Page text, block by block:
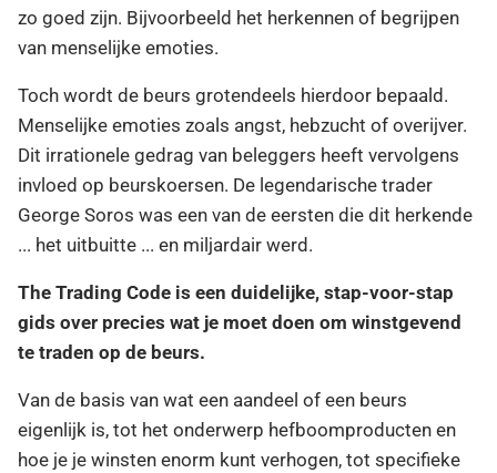
zo goed zijn. Bijvoorbeeld het herkennen of begrijpen
van menselijke emoties.
Toch wordt de beurs grotendeels hierdoor bepaald.
Menselijke emoties zoals angst, hebzucht of overijver.
Dit irrationele gedrag van beleggers heeft vervolgens
invloed op beurskoersen. De legendarische trader
George Soros was een van de eersten die dit herkende
... het uitbuitte ... en miljardair werd.
The Trading Code is een duidelijke, stap-voor-stap
gids over precies wat je moet doen om winstgevend
te traden op de beurs.
Van de basis van wat een aandeel of een beurs
eigenlijk is, tot het onderwerp hefboomproducten en
hoe je je winsten enorm kunt verhogen, tot specifieke